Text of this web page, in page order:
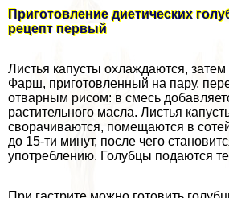
Приготовление диетических
рецепт первый
Листья капусты охлаждаются,
Фарш, приготовленный на пару,
отварным рисом: в смесь
растительного масла. Листья
сворачиваются, помещаются в
до 15-ти минут, после чего
употрeблению. Голубцы подаются